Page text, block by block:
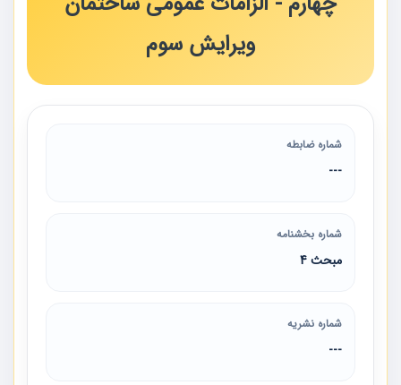
ویرایش سوم
شماره ضابطه
---
شماره بخشنامه
مبحث 4
شماره نشریه
---